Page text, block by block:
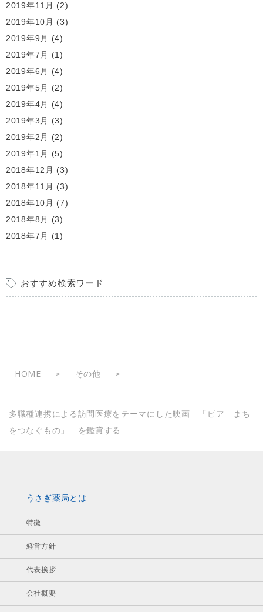
2019年11月 (2)
2019年10月 (3)
2019年9月
(4)
2019年7月
(1)
2019年6月
(4)
2019年5月
(2)
2019年4月
(4)
2019年3月
(3)
2019年2月
(2)
2019年1月
(5)
2018年12月 (3)
2018年11月 (3)
2018年10月 (7)
2018年8月
(3)
2018年7月
(1)
おすすめ検索ワード
HOME > その他 >
多職種連携による訪問医療をテーマにした映画 「ピア まち
をつなぐもの」 を鑑賞する
うさぎ薬局とは
特徴
経営方針
代表挨拶
会社概要